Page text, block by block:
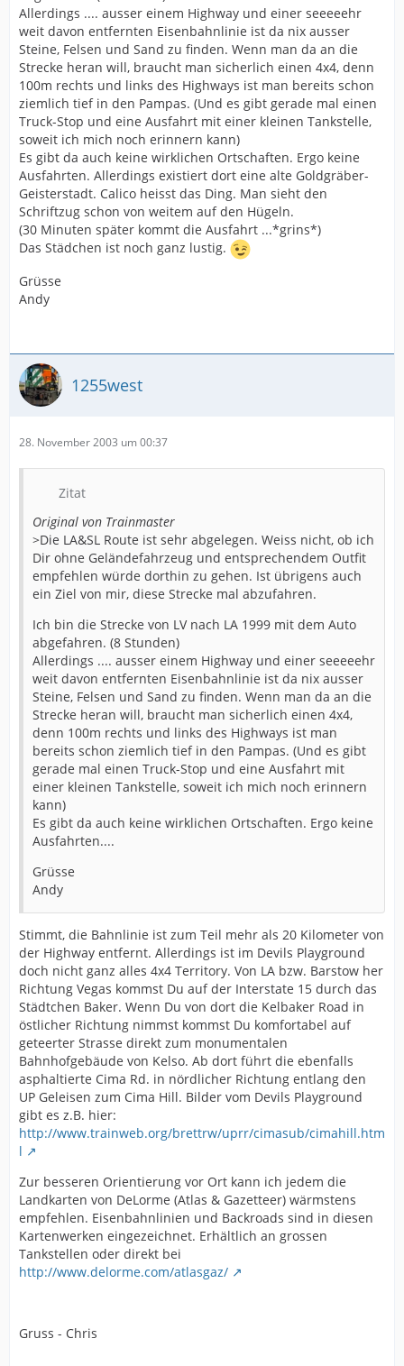
Allerdings .... ausser einem Highway und einer seeeeehr
weit davon entfernten Eisenbahnlinie ist da nix ausser
Steine, Felsen und Sand zu finden. Wenn man da an die
Strecke heran will, braucht man sicherlich einen 4x4, denn
100m rechts und links des Highways ist man bereits schon
ziemlich tief in den Pampas. (Und es gibt gerade mal einen
Truck-Stop und eine Ausfahrt mit einer kleinen Tankstelle,
soweit ich mich noch erinnern kann)
Es gibt da auch keine wirklichen Ortschaften. Ergo keine
Ausfahrten. Allerdings existiert dort eine alte Goldgräber-
Geisterstadt. Calico heisst das Ding. Man sieht den
Schriftzug schon von weitem auf den Hügeln.
(30 Minuten später kommt die Ausfahrt ...*grins*)
Das Städchen ist noch ganz lustig.
Grüsse
Andy
1255west
28. November 2003 um 00:37
Zitat
Original von Trainmaster
>Die LA&SL Route ist sehr abgelegen. Weiss nicht, ob ich
Dir ohne Geländefahrzeug und entsprechendem Outfit
empfehlen würde dorthin zu gehen. Ist übrigens auch
ein Ziel von mir, diese Strecke mal abzufahren.
Ich bin die Strecke von LV nach LA 1999 mit dem Auto
abgefahren. (8 Stunden)
Allerdings .... ausser einem Highway und einer seeeeehr
weit davon entfernten Eisenbahnlinie ist da nix ausser
Steine, Felsen und Sand zu finden. Wenn man da an die
Strecke heran will, braucht man sicherlich einen 4x4,
denn 100m rechts und links des Highways ist man
bereits schon ziemlich tief in den Pampas. (Und es gibt
gerade mal einen Truck-Stop und eine Ausfahrt mit
einer kleinen Tankstelle, soweit ich mich noch erinnern
kann)
Es gibt da auch keine wirklichen Ortschaften. Ergo keine
Ausfahrten....
Grüsse
Andy
Stimmt, die Bahnlinie ist zum Teil mehr als 20 Kilometer von
der Highway entfernt. Allerdings ist im Devils Playground
doch nicht ganz alles 4x4 Territory. Von LA bzw. Barstow her
Richtung Vegas kommst Du auf der Interstate 15 durch das
Städtchen Baker. Wenn Du von dort die Kelbaker Road in
östlicher Richtung nimmst kommst Du komfortabel auf
geteerter Strasse direkt zum monumentalen
Bahnhofgebäude von Kelso. Ab dort führt die ebenfalls
asphaltierte Cima Rd. in nördlicher Richtung entlang den
UP Geleisen zum Cima Hill. Bilder vom Devils Playground
gibt es z.B. hier:
http://www.trainweb.org/brettrw/uprr/cimasub/cimahill.htm
l
Zur besseren Orientierung vor Ort kann ich jedem die
Landkarten von DeLorme (Atlas & Gazetteer) wärmstens
empfehlen. Eisenbahnlinien und Backroads sind in diesen
Kartenwerken eingezeichnet. Erhältlich an grossen
Tankstellen oder direkt bei
http://www.delorme.com/atlasgaz/
Gruss - Chris